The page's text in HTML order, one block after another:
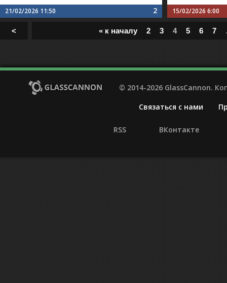
21/02/2026 11:50 2 15/02/2026 6:00
< « к началу 2 3 4 5 6 7
© 2014-2026 GlassCannon.
Связаться с нами
RSS ВКонтакте